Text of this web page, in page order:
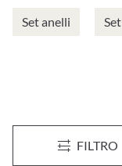
Set anelli
FILTRO
Set di anelli - Mesh